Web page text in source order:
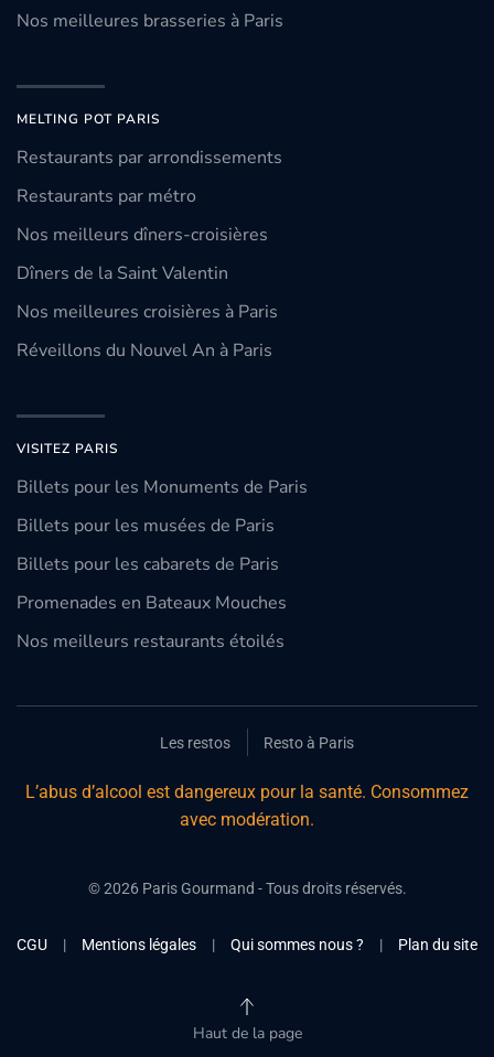
Nos meilleures brasseries à Paris
MELTING POT PARIS
Restaurants par arrondissements
Restaurants par métro
Nos meilleurs dîners-croisières
Dîners de la Saint Valentin
Nos meilleures croisières à Paris
Réveillons du Nouvel An à Paris
VISITEZ PARIS
Billets pour les Monuments de Paris
Billets pour les musées de Paris
Billets pour les cabarets de Paris
Promenades en Bateaux Mouches
Nos meilleurs restaurants étoilés
Les restos Resto à Paris
L’abus d’alcool est dangereux pour la santé. Consommez
avec modération.
©2026Paris Gourmand - Tous droits réservés.
CGU | Mentions légales | Qui sommes nous ? | Plan du site
Haut de la page